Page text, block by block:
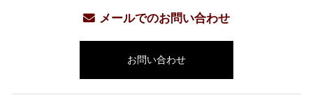
メールでのお問い合わせ
お問い合わせ